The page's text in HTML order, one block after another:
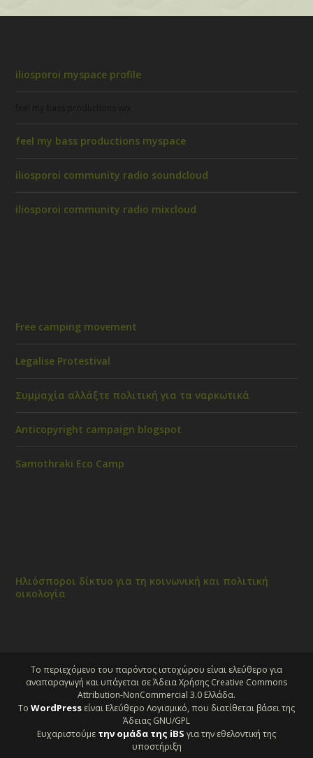
iliosporoi myspace profile
feel my bass productions myspace
iliosporoi community radio soundcloud
iliosporoi community radio mixcloud
Free camping movement
Legalise Protestival
Συμμαχία αλλάξτε πολιτική για τα ναρκωτικά
Anticopyright campaign blogspot
Samothraki Eco Camp
Ηλιόσποροι δίκτυο για τη κοινωνική και πολιτική
οικολογία
Το περιεχόμενο του παρόντος ιστοχώρου είναι ελεύθερο για
αναπαραγωγή και υπάγεται σε Άδεια Χρήσης Creative Commons
Attribution-NonCommercial 3.0 Ελλάδα.
Το WordPress είναι Ελεύθερο Λογισμικό, που διατίθεται βάσει της
Άδειας GNU/GPL
Ευχαριστούμε την ομάδα της iBS για την εθελοντική της
υποστήριξη